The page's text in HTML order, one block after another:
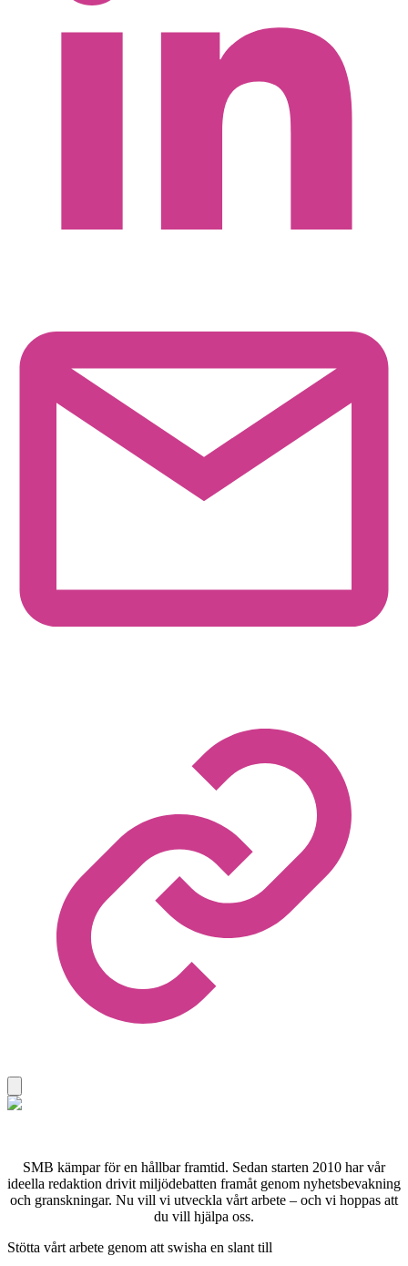
SMB kämpar för en hållbar framtid. Sedan starten 2010 har vår
ideella redaktion drivit miljödebatten framåt genom nyhetsbevakning
och granskningar. Nu vill vi utveckla vårt arbete – och vi hoppas att
du vill hjälpa oss.
Stötta vårt arbete genom att swisha en slant till